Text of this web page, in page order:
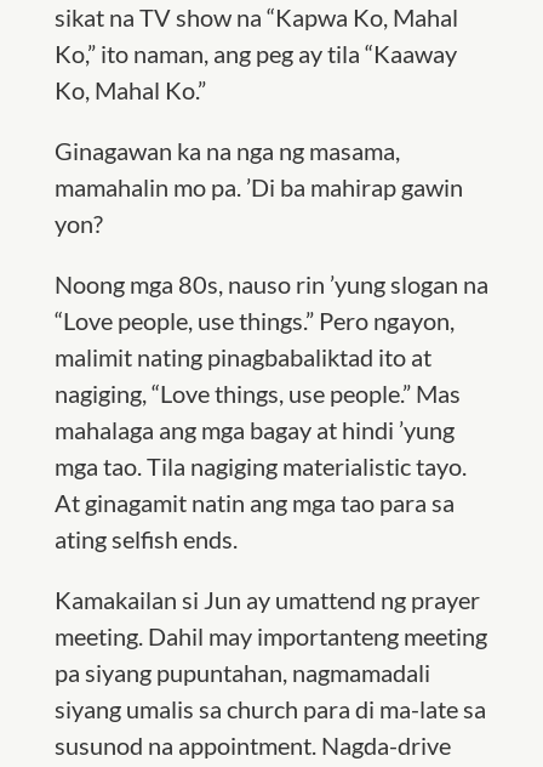
sikat na TV show na “Kapwa Ko, Mahal
Ko,” ito naman, ang peg ay tila “Kaaway
Ko, Mahal Ko.”
Ginagawan ka na nga ng masama,
mamahalin mo pa. ’Di ba mahirap gawin
yon?
Noong mga 80s, nauso rin ’yung slogan na
“Love people, use things.” Pero ngayon,
malimit nating pinagbabaliktad ito at
nagiging, “Love things, use people.” Mas
mahalaga ang mga bagay at hindi ’yung
mga tao. Tila nagiging materialistic tayo.
At ginagamit natin ang mga tao para sa
ating selfish ends.
Kamakailan si Jun ay umattend ng prayer
meeting. Dahil may importanteng meeting
pa siyang pupuntahan, nagmamadali
siyang umalis sa church para di ma-late sa
susunod na appointment. Nagda-drive